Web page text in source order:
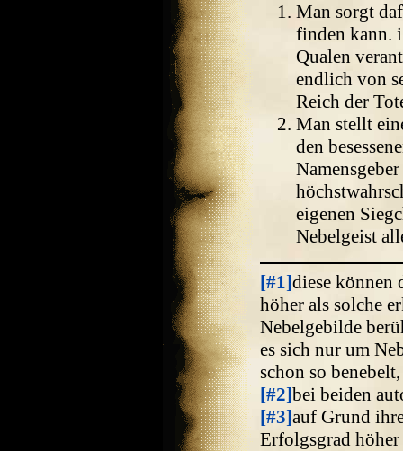
Man sorgt
finden kann.
Qualen
endlich von
Reich der
Man stellt
den
eigenen
Nebelgeist
[#1]diese können
höher als solche
Nebelgebilde
es sich nur um
schon so
[#2]bei beiden
[#3]auf Grund
Erfolgsgrad